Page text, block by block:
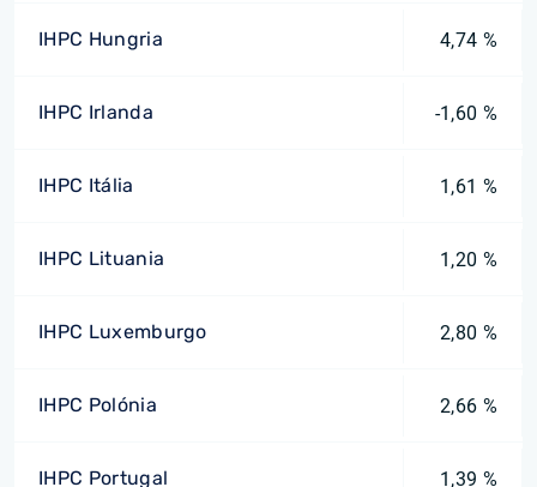
IHPC Hungria 4,74 %
IHPC Irlanda -1,60 %
IHPC Itália 1,61 %
IHPC Lituania 1,20 %
IHPC Luxemburgo 2,80 %
IHPC Polónia 2,66 %
IHPC Portugal 1,39 %